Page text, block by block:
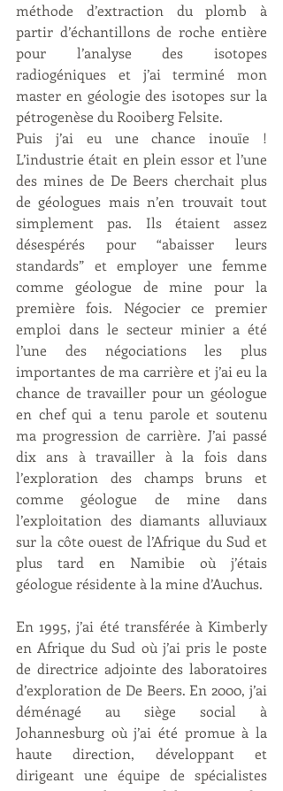
méthode d’extraction du plomb à
partir d’échantillons de roche entière
pour l’analyse des isotopes
radiogéniques et j’ai terminé mon
master en géologie des isotopes sur la
pétrogenèse du Rooiberg Felsite.
Puis j’ai eu une chance inouïe !
L’industrie était en plein essor et l’une
des mines de De Beers cherchait plus
de géologues mais n’en trouvait tout
simplement pas. Ils étaient assez
désespérés pour “abaisser leurs
standards” et employer une femme
comme géologue de mine pour la
première fois. Négocier ce premier
emploi dans le secteur minier a été
l’une des négociations les plus
importantes de ma carrière et j’ai eu la
chance de travailler pour un géologue
en chef qui a tenu parole et soutenu
ma progression de carrière. J’ai passé
dix ans à travailler à la fois dans
l’exploration des champs bruns et
comme géologue de mine dans
l’exploitation des diamants alluviaux
sur la côte ouest de l’Afrique du Sud et
plus tard en Namibie où j’étais
géologue résidente à la mine d’Auchus.
En 1995, j’ai été transférée à Kimberly
en Afrique du Sud où j’ai pris le poste
de directrice adjointe des laboratoires
d’exploration de De Beers. En 2000, j’ai
déménagé au siège social à
Johannesburg où j’ai été promue à la
haute direction, développant et
dirigeant une équipe de spécialistes